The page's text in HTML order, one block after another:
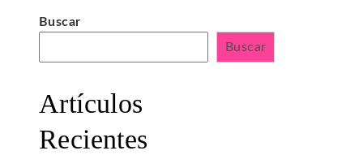
Buscar
Buscar
Artículos
Recientes